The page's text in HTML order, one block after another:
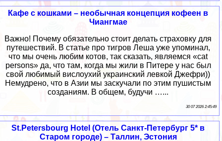
Кафе с кошками – необычная концепция кофеен в
Чиангмае
Важно! Почему обязательно стоит делать страховку для
путешествий. В статье про тигров Леша уже упоминал,
что мы очень любим котов, так сказать, являемся «cat
persons» да, что там, когда мы жили в Питере у нас был
свой любимый вислоухий украинский левкой Джефри))
Немудрено, что в Азии мы заскучали по этим пушистым
созданиям. В общем, будучи …...
30 07 2026 2:45:49
St.Petersbourg Hotel (Отель Санкт-Петербург 5* в
Старом городе) – Таллин, Эстония